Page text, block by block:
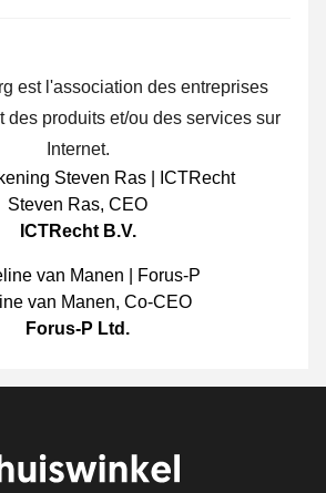
est l'association des entreprises
des produits et/ou des services sur
Internet.
Steven Ras, CEO
ICTRecht B.V.
van Manen, Co-CEO
Forus-P Ltd.